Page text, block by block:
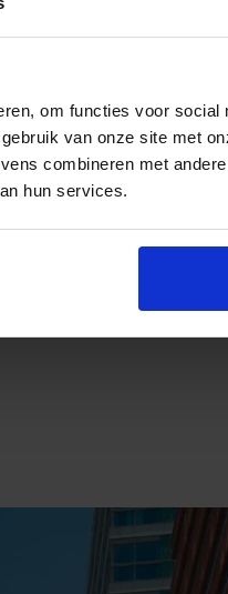
om functies voor social
van onze site met
combineren met
hun services.